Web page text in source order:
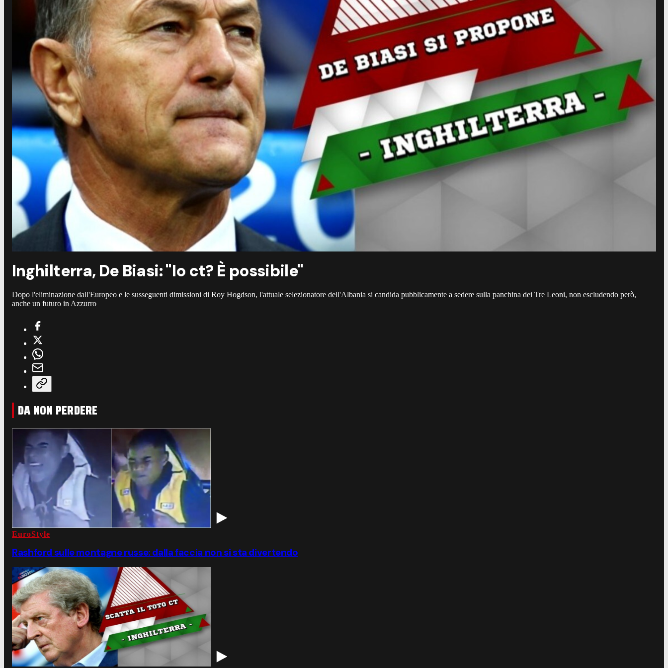
Inghilterra, De Biasi: "Io ct? È possibile"
Dopo l'eliminazione dall'Europeo e le susseguenti dimissioni di Roy Hogdson, l'attuale selezionatore dell'Albania si candida pubblicamente a sedere sulla panchina dei Tre Leoni, non escludendo però,
anche un futuro in Azzurro
DA NON PERDERE
EuroStyle
Rashford sulle montagne russe: dalla faccia non si sta divertendo